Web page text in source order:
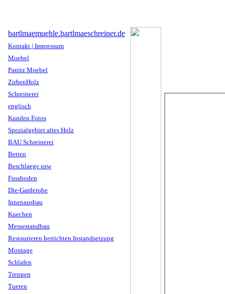
bartlmaemuehle.bartlmaeschreiner.de
Kontakt | Impressum
Moebel
Panitz Moebel
ZirbenHolz
Schreinerei
englisch
Kunden Fotos
Spezialgebiet altes Holz
BAU Schreinerei
Betten
Beschlaege usw
Fussboden
Die-Garderobe
Innenausbau
Kuechen
Messestandbau
Restaurieren herrichten Instandsetzung
Montage
Schlafen
Treppen
Tueren